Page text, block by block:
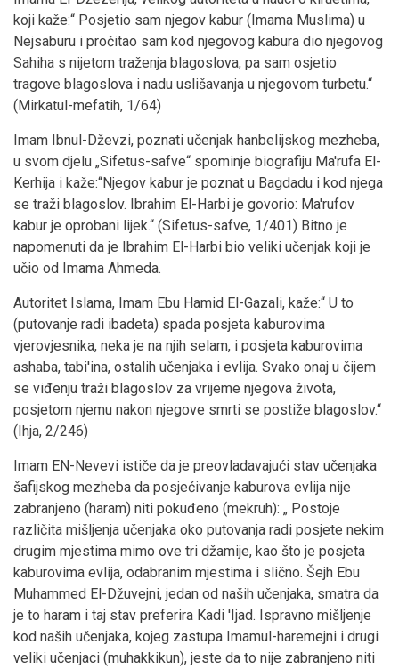
koji kaže:“ Posjetio sam njegov kabur (Imama Muslima) u
Nejsaburu i pročitao sam kod njegovog kabura dio njegovog
Sahiha s nijetom traženja blagoslova, pa sam osjetio
tragove blagoslova i nadu uslišavanja u njegovom turbetu.“
(Mirkatul-mefatih, 1/64)
Imam Ibnul-Dževzi, poznati učenjak hanbelijskog mezheba,
u svom djelu „Sifetus-safve“ spominje biografiju Ma'rufa El-
Kerhija i kaže:“Njegov kabur je poznat u Bagdadu i kod njega
se traži blagoslov. Ibrahim El-Harbi je govorio: Ma'rufov
kabur je oprobani lijek.“ (Sifetus-safve, 1/401) Bitno je
napomenuti da je Ibrahim El-Harbi bio veliki učenjak koji je
učio od Imama Ahmeda.
Autoritet Islama, Imam Ebu Hamid El-Gazali, kaže:“ U to
(putovanje radi ibadeta) spada posjeta kaburovima
vjerovjesnika, neka je na njih selam, i posjeta kaburovima
ashaba, tabi'ina, ostalih učenjaka i evlija. Svako onaj u čijem
se viđenju traži blagoslov za vrijeme njegova života,
posjetom njemu nakon njegove smrti se postiže blagoslov.“
(Ihja, 2/246)
Imam EN-Nevevi ističe da je preovladavajući stav učenjaka
šafijskog mezheba da posjećivanje kaburova evlija nije
zabranjeno (haram) niti pokuđeno (mekruh): „ Postoje
različita mišljenja učenjaka oko putovanja radi posjete nekim
drugim mjestima mimo ove tri džamije, kao što je posjeta
kaburovima evlija, odabranim mjestima i slično. Šejh Ebu
Muhammed El-Džuvejni, jedan od naših učenjaka, smatra da
je to haram i taj stav preferira Kadi 'Ijad. Ispravno mišljenje
kod naših učenjaka, kojeg zastupa Imamul-haremejni i drugi
veliki učenjaci (muhakkikun), jeste da to nije zabranjeno niti